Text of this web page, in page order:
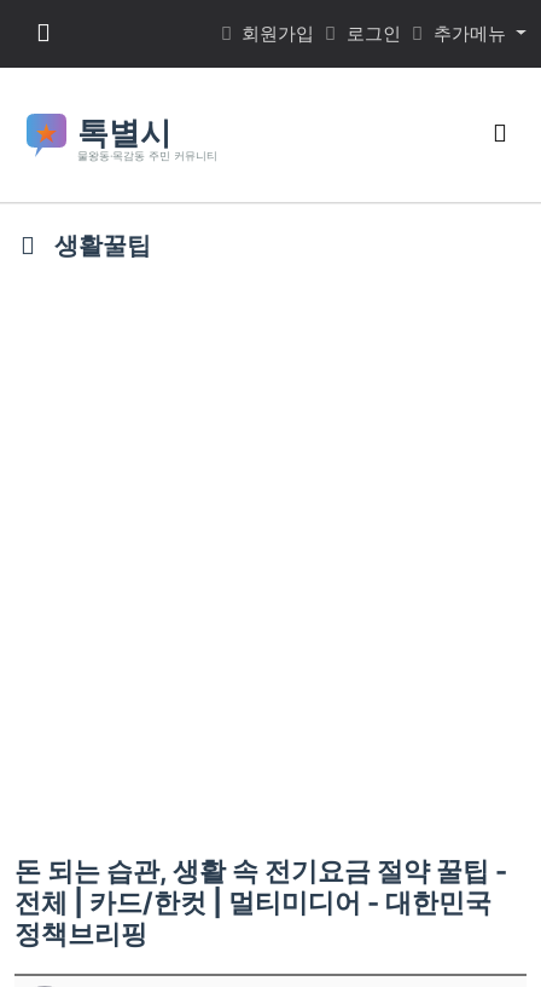
메뉴 버튼 회원가입 로그인 추가메뉴
검
생활꿀팁
돈 되는 습관, 생활 속 전기요금 절약 꿀팁 -
전체 | 카드/한컷 | 멀티미디어 - 대한민국
정책브리핑